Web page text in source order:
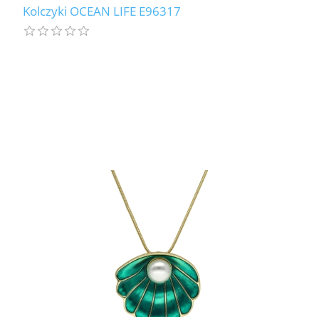
Kolczyki OCEAN LIFE E96317